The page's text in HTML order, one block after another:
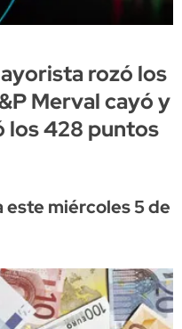
rozó los
Merval cayó y
los 428 puntos
este miércoles 5 de